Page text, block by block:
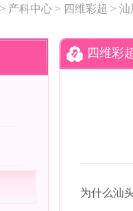
> 产科中心 > 四维彩超 > 汕
四维彩
为什么汕